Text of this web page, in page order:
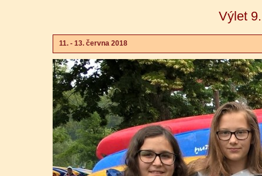
Výlet
11. - 13. června 2018